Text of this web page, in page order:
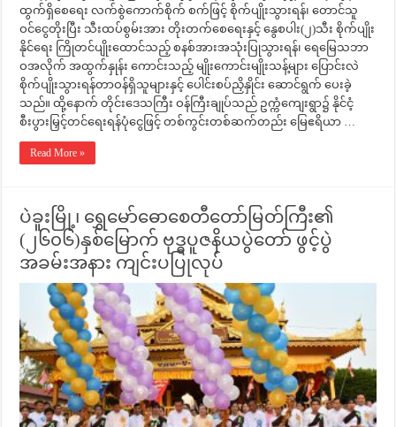
ထွက်ရှိစေရေး လက်စွဲကောက်စိုက် စက်ဖြင့် စိုက်ပျိုးသွားရန်၊ တောင်သူ
ဝင်ငွေတိုးပြီး သီးထပ်စွမ်းအား တိုးတက်စေရေးနှင့် နွေစပါး(၂)သီး စိုက်ပျိုး
နိုင်ရေး ကြိုတင်ပျိုးထောင်သည့် စနစ်အားအသုံးပြုသွားရန်၊ ရေမြေသဘာ
ဝအလိုက် အထွက်နှုန်း ကောင်းသည့် မျိုးကောင်းမျိုးသန့်များ ပြောင်းလဲ
စိုက်ပျိုးသွားရန်တာဝန်ရှိသူများနှင့် ပေါင်းစပ်ညှိနှိုင်း ဆောင်ရွက် ပေးခဲ့
သည်။ ထို့နောက် တိုင်းဒေသကြီး ဝန်ကြီးချုပ်သည် ဥက္ကံကျေးရွာ၌ နိုင်ငံ့
စီးပွားမြှင့်တင်ရေးရန်ပုံငွေဖြင့် တစ်ကွင်းတစ်ဆက်တည်း မြေဧရိယာ …
Read More »
ပဲခူးမြို့၊ ရွှေမော်ဓောစေတီတော်မြတ်ကြီး၏
(၂၆၀၆)နှစ်မြောက် ဗုဒ္ဓပူဇနိယပွဲတော် ဖွင့်ပွဲ
အခမ်းအနား ကျင်းပပြုလုပ်